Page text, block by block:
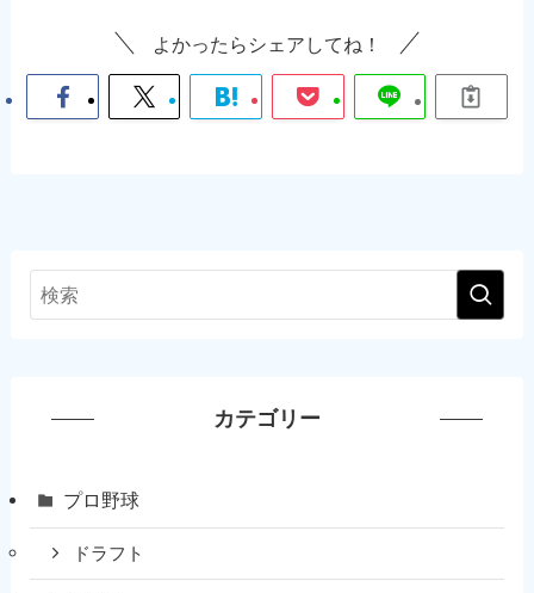
よかったらシェアしてね！
カテゴリー
プロ野球
ドラフト